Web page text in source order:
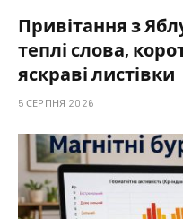
Привітання з
теплі слова,
яскраві листівки
5 СЕРПНЯ 2026